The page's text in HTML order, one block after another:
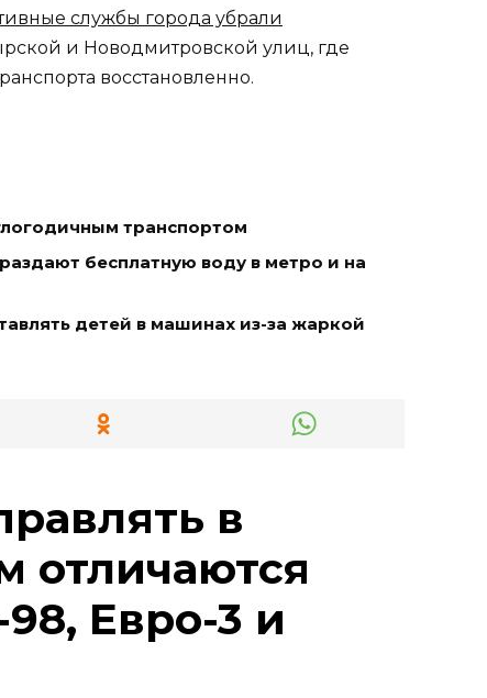
службы города убрали
и Новодмитровской улиц, где
восстановленно.
транспортом
бесплатную воду в метро и на
детей в машинах из-за жаркой
в
отличаются
Евро-3 и